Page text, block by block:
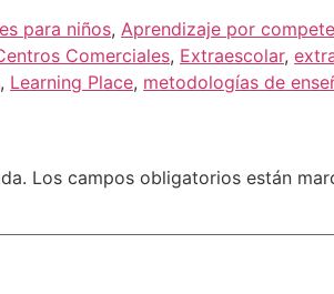
para niños, Aprendizaje por
Comerciales, Extraescolar,
, Learning Place, metodologías de
Los campos obligatorios están